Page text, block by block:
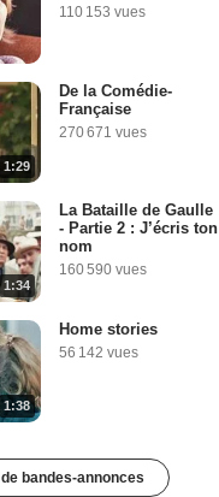
110 153 vues
1:29
De la Comédie-
Française
270 671 vues
1:34
La Bataille de Gaulle
- Partie 2 : J’écris ton
nom
160 590 vues
1:38
Home stories
56 142 vues
bandes-annonces